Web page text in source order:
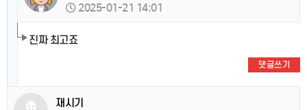
2025-01-21 14:01
진짜 최고죠
댓글쓰기
재시기